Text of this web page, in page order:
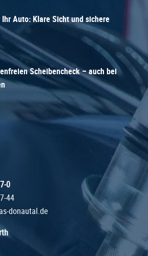
Auto: Klare Sicht und sichere
Scheibencheck – auch bei
0
44
donautal.de